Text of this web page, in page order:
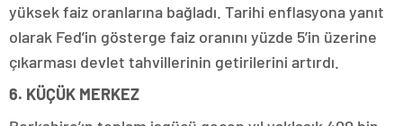
yüksek faiz oranlarına bağladı. Tarihi enflasyona yanıt
olarak Fed’in gösterge faiz oranını yüzde 5’in üzerine
çıkarması devlet tahvillerinin getirilerini artırdı.
6. KÜÇÜK MERKEZ